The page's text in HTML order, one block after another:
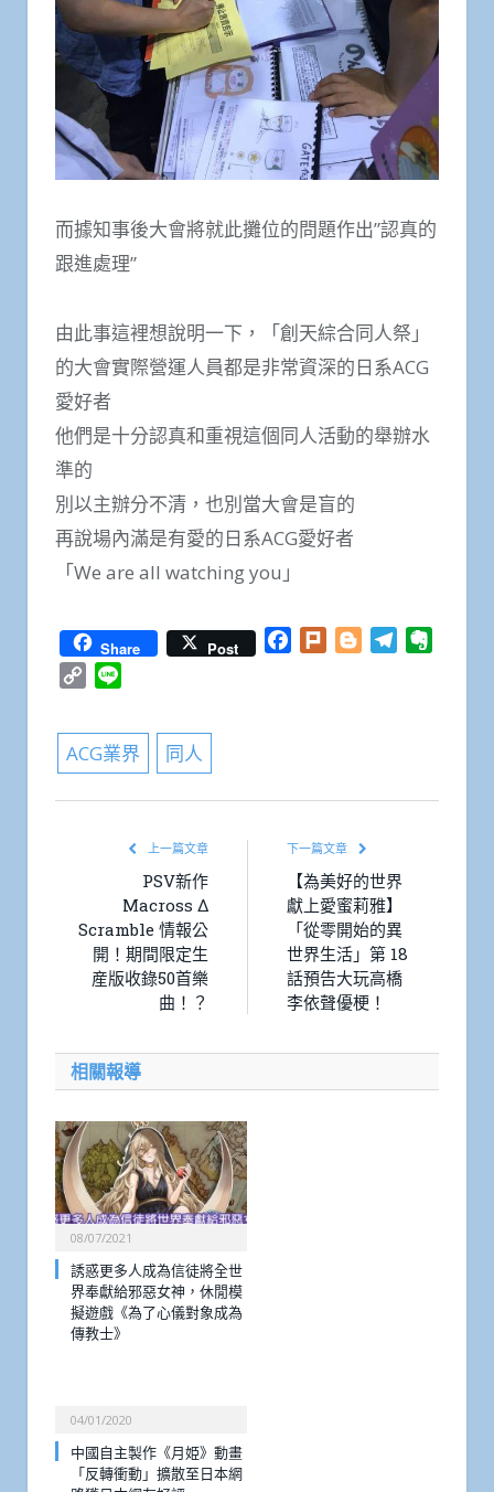
而據知事後大會將就此攤位的問題作出”認真的
跟進處理”
由此事這裡想說明一下，「創天綜合同人祭」
的大會實際營運人員都是非常資深的日系ACG
愛好者
他們是十分認真和重視這個同人活動的舉辦水
準的
別以主辦分不清，也別當大會是盲的
再說場內滿是有愛的日系ACG愛好者
「We are all watching you」
Share Post Facebook
Plurk BloggerTelegram
Copy
ACG業界 同人
上一篇文章
PSV新作
Macross Δ
Scramble 情報公
開！期間限定生
産版收錄50首樂
曲！？
下一篇文章
【為美好的世界
獻上愛蜜莉雅】
「從零開始的異
世界生活」第 18
話預告大玩高橋
李依聲優梗！
相關報導
08/07/2021
誘惑更多人成為信徒將全世
界奉獻給邪惡女神，休閒模
擬遊戲《為了心儀對象成為
傳教士》
04/01/2020
中國自主製作《月姫》動畫
「反轉衝動」擴散至日本網